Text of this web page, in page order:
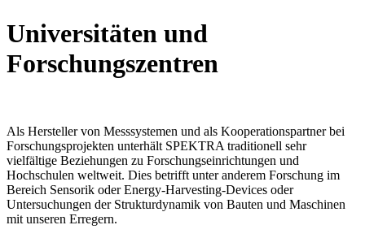
Universitäten und
Forschungszentren
Als Hersteller von Messsystemen und als Kooperationspartner bei
Forschungsprojekten unterhält SPEKTRA traditionell sehr
vielfältige Beziehungen zu Forschungseinrichtungen und
Hochschulen weltweit. Dies betrifft unter anderem Forschung im
Bereich Sensorik oder Energy-Harvesting-Devices oder
Untersuchungen der Strukturdynamik von Bauten und Maschinen
mit unseren Erregern.